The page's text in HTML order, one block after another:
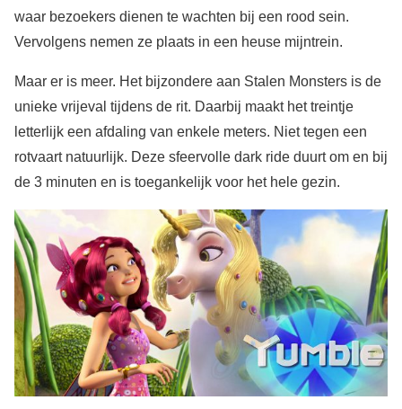
waar bezoekers dienen te wachten bij een rood sein.
Vervolgens nemen ze plaats in een heuse mijntrein.
Maar er is meer. Het bijzondere aan Stalen Monsters is de
unieke vrijeval tijdens de rit. Daarbij maakt het treintje
letterlijk een afdaling van enkele meters. Niet tegen een
rotvaart natuurlijk. Deze sfeervolle dark ride duurt om en bij
de 3 minuten en is toegankelijk voor het hele gezin.